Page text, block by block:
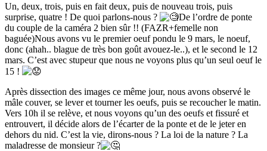
Un, deux, trois, puis en fait deux, puis de nouveau trois, puis
surprise, quatre ! De quoi parlons-nous ?
De l’ordre de ponte
du couple de la caméra 2 bien sûr !! (FAZR+femelle non
baguée)Nous avons vu le premier oeuf pondu le 9 mars, le noeuf,
donc (ahah.. blague de très bon goût avouez-le..), et le second le 12
mars. C’est avec stupeur que nous ne voyons plus qu’un seul oeuf le
15 !
Après dissection des images ce même jour, nous avons observé le
mâle couver, se lever et tourner les oeufs, puis se recoucher le matin.
Vers 10h il se relève, et nous voyons qu’un des oeufs et fissuré et
entrouvert, il décide alors de l’écarter de la ponte et de le jeter en
dehors du nid. C’est la vie, dirons-nous ? La loi de la nature ? La
maladresse de monsieur ?